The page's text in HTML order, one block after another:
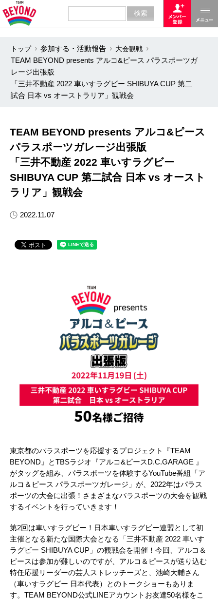
トップ 参加する・活動報告
大会観戦
TEAM BEYOND presents アルコ&ピース パラスポーツガ
レージ出張版
「三井不動産 2022 車いすラグビー SHIBUYA CUP 第二
試合 日本 vs オーストラリア」​観戦会
TEAM BEYOND presents アルコ&ピース
パラスポーツガレージ出張版
「三井不動産 2022 車いすラグビー
SHIBUYA CUP 第二試合 日本 vs オースト
ラリア」​観戦会
2022.11.07
東京都のパラスポーツを応援するプロジェクト『TEAM
BEYOND』とTBSラジオ『アルコ&ピース​D.C.GARAGE 』
がタッグを組み、パラスポーツを体験するYouTube番組「ア
ルコ＆ピース パラス​ポーツガレージ」が、2022年はパラス
ポーツの大会に出張！さまざまなパラスポーツの大会を​観戦
するイベントを行っていきます！​
第2回は車いすラグビー！日本車いすラグビー連盟として初
主催となる新たな国際大会となる​「三井不動産 2022 車いす
ラグビー SHIBUYA CUP」の観戦会を開催！今回、アルコ＆
ピースは​参加が難しいのですが、アルコ＆ピースが送り込む
特任応援リーダーの芸人ストレッチーズと、​池崎大輔さん
（車いすラグビー 日本代表）とのトークショーもありま
す。TEAM BEYOND公式​LINEアカウントお友達50名様をこ